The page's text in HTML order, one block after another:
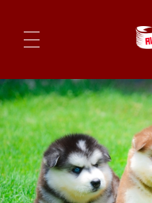
ไซบีเรียนฮัสกี้ ฟาร์มไซบีเรียนที่ดีที่สุดในไทย ติดต่อสอบถาม 0819119104